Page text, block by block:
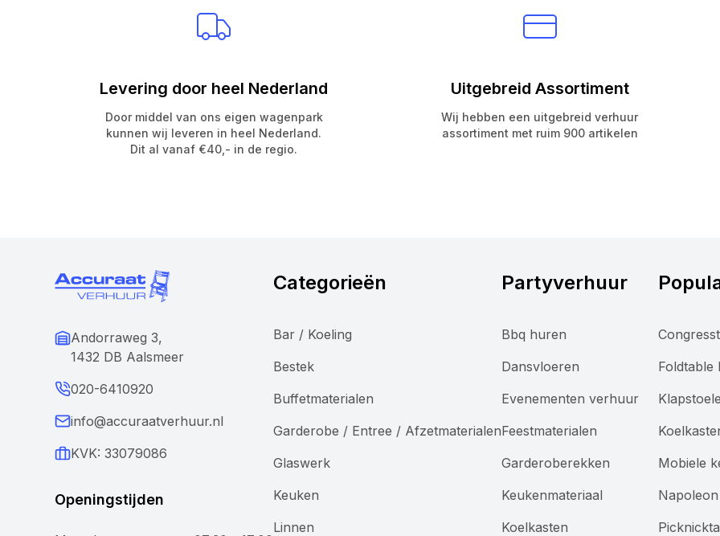
Levering door heel Nederland
Door middel van ons eigen wagenpark
kunnen wij leveren in heel Nederland.
Dit al vanaf €40,- in de regio.
Uitgebreid Assortiment
Wij hebben een uitgebreid verhuur
assortiment met ruim 900 artikelen
Andorraweg 3,
1432 DB Aalsmeer
020-6410920
info@accuraatverhuur.nl
KVK: 33079086
Openingstijden
Categorieën
Bar / Koeling
Bestek
Buffetmaterialen
Garderobe / Entree / Afzetmaterialen
Glaswerk
Keuken
Linnen
Partyverhuur
Bbq huren
Dansvloeren
Evenementen verhuur
Feestmaterialen
Garderoberekken
Keukenmateriaal
Koelkasten
Foldtable
Mobiele